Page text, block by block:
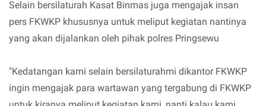
Selain bersilaturah Kasat Binmas juga mengajak insan
pers FKWKP khususnya untuk meliput kegiatan nantinya
yang akan dijalankan oleh pihak polres Pringsewu
"Kedatangan kami selain bersilaturahmi dikantor FKWKP
ingin mengajak para wartawan yang tergabung di FKWKP